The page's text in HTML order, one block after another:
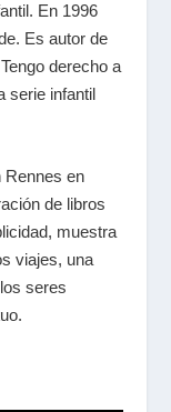
En 1996
Es autor de
derecho a
serie infantil
Rennes en
de libros
muestra
viajes, una
seres